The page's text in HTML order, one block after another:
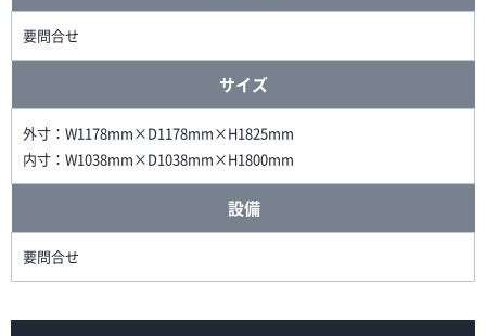
要問合せ
サイズ
外寸：W1178mm×D1178mm×H1825mm
内寸：W1038mm×D1038mm×H1800mm
設備
要問合せ